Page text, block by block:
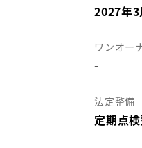
2027年3
ワンオー
-
法定整備
定期点